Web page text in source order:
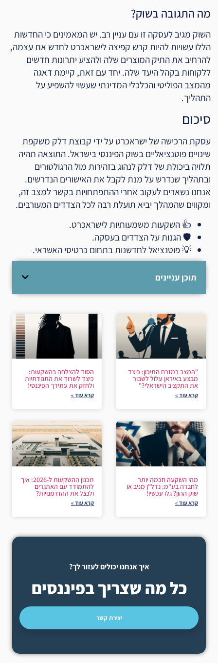
מה התגובה בשוק?
השוק מגיב לעסקה זו עם עניין רב. יש המאמינים כי החדשות
הללו עשויות להיות קרש קפיצה לישראכרט לחדש את עצמה,
להרחיב את התיק המוצרים שלה ולהציע יתרונות חדשים
ללקוחות בקהל היעד שלה. יחד עם זאת, קיימת דאגה
מהמצב הפוליטי והכלכלי המדינתי שעשוי להשפיע על
התהליך.
סיכום
עסקת הרכישה של ישראכרט על ידי קבוצת דלק משקפת
שינויים פוטנציאליים בשוק הפיננסי בישראל. התוצאה תהיה
תלויה ביכולת של דלק לנהוג בזהירות מול הרגולטורים
ובתהליך שנדרש על מנת לקבל את האישורים הנדרשים.
אנחנו נשארים לעקוב אחרי ההתפתחויות בקשר למצב זה,
ומקווים שהמהלך יביא תועלת רבה לכל הצדדים המעורבים.
👍 השקעות משמעותיות לישראכרט.
🛡️ הגנות על הצדדים בעסקה.
💡 פוטנציאל לחדשנות בתחום כרטיסי האשראי.
תוכן עניינים
"המצב במזרח התיכון: כיצד
מבצע באיראן עלול לשבור
את התקציב הישראלי?"
קרא עוד »
הסוד להצלחה בהשקעות:
כיצד לשרוד את התנודתיות
ולחזק את עתידך הפיננסי!
קרא עוד »
מהי השקעה חכמה יותר
לחברה בע"מ: נדל"ן מניב או
שוק ההון? גלו עכשיו!
קרא עוד »
תכנון ההשקעות ל-2026: איך
להתמודד עם האתגרים
ולנצל את ההזדמנויות?
קרא עוד »
איך אנחנו יכולים לעזור לך?
כל מה שצריך בפיננסים
יצירת קשר